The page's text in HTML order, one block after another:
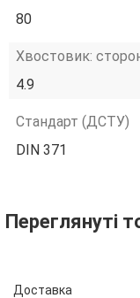
80
Хвостовик:
4.9
Стандарт (ДСТУ)
DIN 371
Переглянуті
Доставка